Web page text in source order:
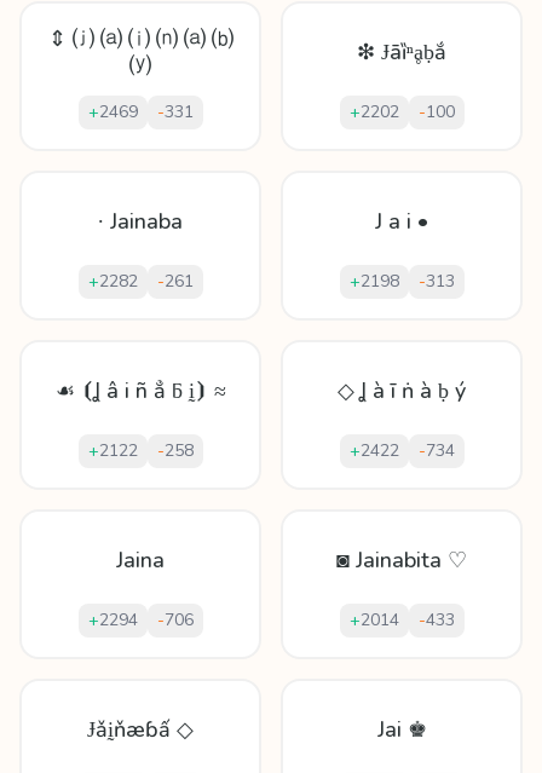
⇕ ⒥ ⒜ ⒤ ⒩ ⒜ ⒝
⒴
+2469 -331
❇ Ɉāȉⁿḁḅắ
+2202 -100
∙ Jainaba
+2282 -261
J a i •
+2198 -313
☙ ⦗Ʝ â i ñ ẳ ƃ ḭ⦘ ≈
+2122 -258
◇ Ʝ à ī ṅ à ḅ ý
+2422 -734
Jaina
+2294 -706
◙ Jainabita ♡
+2014 -433
Ɉǎḭňæɓấ ◇ Jai ♚